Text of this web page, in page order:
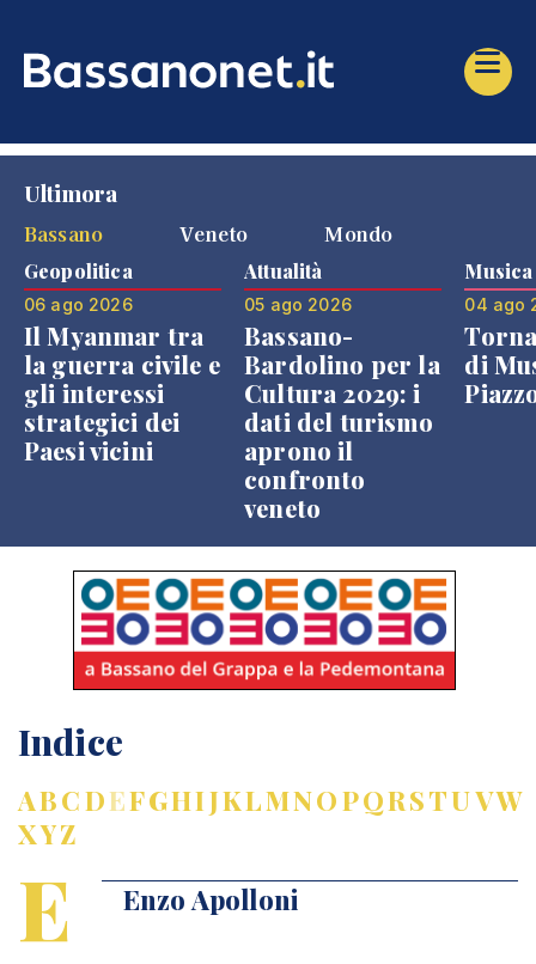
Ultimora
Bassano
Veneto Mondo
Geopolitica
06 ago 2026
Il Myanmar tra
la guerra civile e
gli interessi
strategici dei
Paesi vicini
Attualità
05 ago 2026
Bassano-
Bardolino per la
Cultura 2029: i
dati del turismo
aprono il
confronto
veneto
Musica
04 ago
di
Indice
ABCDEFGHIJKLMNOPQRSTUVW
XYZ
E Enzo Apolloni